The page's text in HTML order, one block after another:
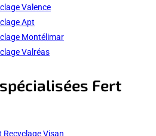
Valence
Apt
Montélimar
Valréas
Fert
Visan